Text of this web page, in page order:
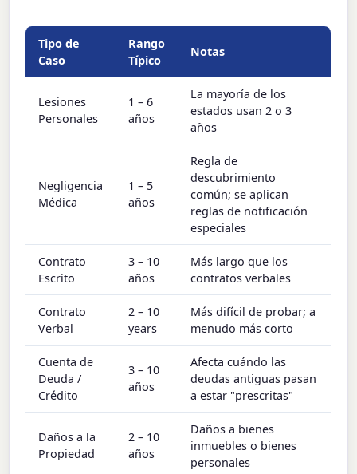
Tipo de
Caso
Rango
Típico
Notas
Lesiones
Personales
1 – 6
años
La mayoría de los
estados usan 2 o 3
años
Negligencia
Médica
1 – 5
años
Regla de
descubrimiento
común; se aplican
reglas de notificación
especiales
Contrato
Escrito
3 – 10
años
Más largo que los
contratos verbales
Contrato
Verbal
2 – 10
years
Más difícil de probar; a
menudo más corto
Cuenta de
Deuda /
Crédito
3 – 10
años
Afecta cuándo las
deudas antiguas pasan
a estar "prescritas"
Daños a la
Propiedad
2 – 10
años
Daños a bienes
inmuebles o bienes
personales